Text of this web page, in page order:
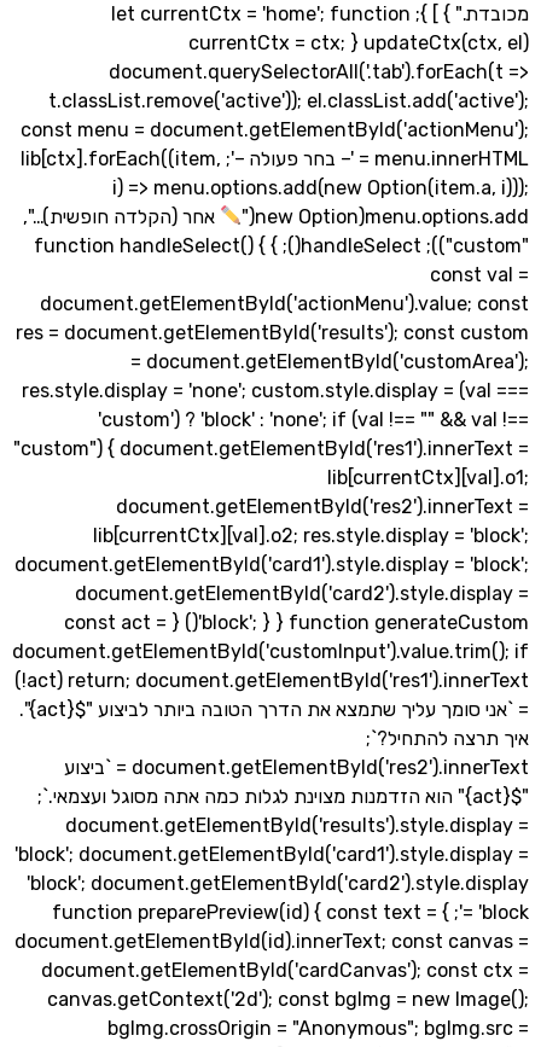
מכובדת." } ] }; let currentCtx = 'home'; function
updateCtx(ctx, el) { currentCtx = ctx;
t.classList.remove('active'));
const menu =
menu.innerHTML = '– בחר פעולה –'; lib[ctx].forEach((item,
i) => menu.options.add(new
אחר (הקלדה חופשית)…",
"custom")); handleSelect(); } function handleSelect() {
res = document.getElementById('results'); const
=
res.style.display = 'none'; custom.style.display =
'custom') ? 'block' : 'none'; if (val !== "" &&
"custom") {
lib[currentCtx][val].o2; res.style.display =
document.getElementById('card1').style.display =
'block'; } } function generateCustom() { const act =
(!act) return;
= `אני סומך עליך שתמצא את הדרך הטובה ביותר לביצוע "${act}".
להתחיל?`;
document.getElementById('res2').innerText = `ביצוע
"${act}" הוא הזדמנות מצוינת לגלות כמה אתה מסוגל ועצמאי.`;
'block';
'block';
= 'block'; } function preparePreview(id) { const text =
document.getElementById(id).innerText; const
document.getElementById('cardCanvas');
canvas.getContext('2d'); const bgImg = new
bgImg.crossOrigin = "Anonymous";